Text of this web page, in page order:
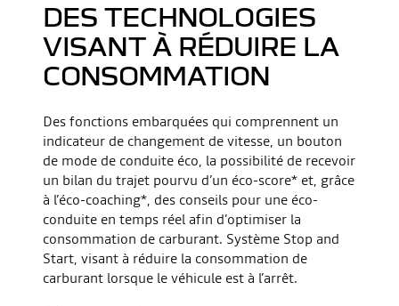
DES TECHNOLOGIES
VISANT À RÉDUIRE LA
CONSOMMATION
Des fonctions embarquées qui comprennent un
indicateur de changement de vitesse, un bouton
de mode de conduite éco, la possibilité de recevoir
un bilan du trajet pourvu d’un éco-score* et, grâce
à l’éco-coaching*, des conseils pour une éco-
conduite en temps réel afin d’optimiser la
consommation de carburant. Système Stop and
Start, visant à réduire la consommation de
carburant lorsque le véhicule est à l’arrêt.